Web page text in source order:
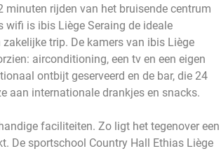
minuten rijden van het bruisende centrum
is ibis Liège Seraing de ideale
trip. De kamers van ibis Liège
airconditioning, een tv en een eigen
ontbijt geserveerd en de bar, die 24
aan internationale drankjes en snacks.
faciliteiten. Zo ligt het tegenover een
De sportschool Country Hall Ethias Liège